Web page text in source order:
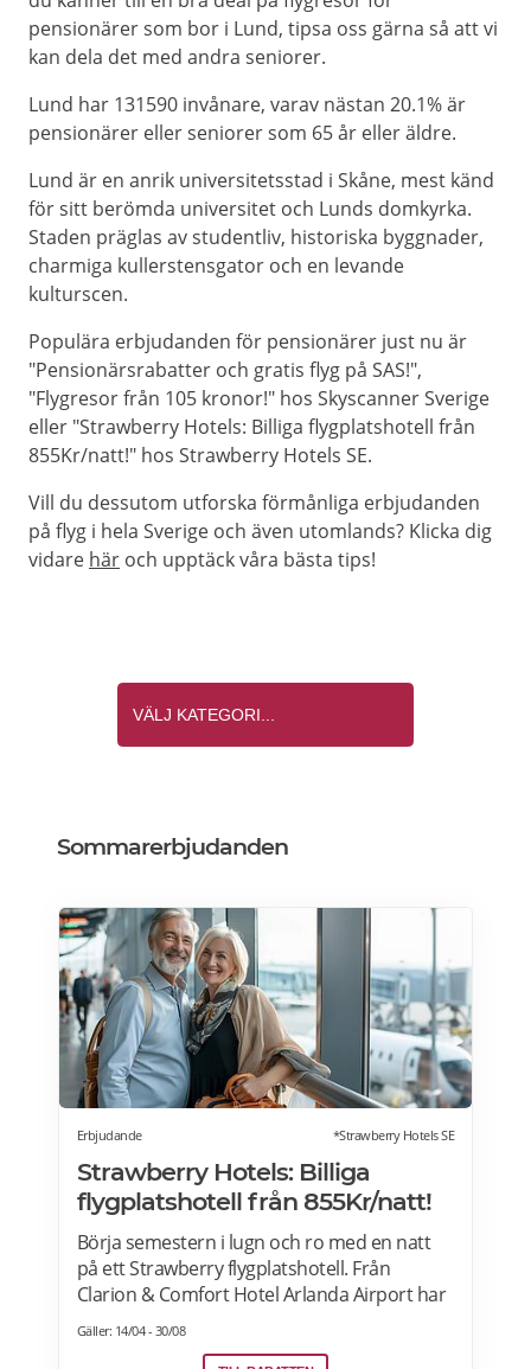
pensionärer som bor i Lund, tipsa oss gärna så att vi
kan dela det med andra seniorer.
Lund har 131590 invånare, varav nästan 20.1% är
pensionärer eller seniorer som 65 år eller äldre.
Lund är en anrik universitetsstad i Skåne, mest känd
för sitt berömda universitet och Lunds domkyrka.
Staden präglas av studentliv, historiska byggnader,
charmiga kullerstensgator och en levande
kulturscen.
Populära erbjudanden för pensionärer just nu är
"Pensionärsrabatter och gratis flyg på SAS!",
"Flygresor från 105 kronor!" hos Skyscanner Sverige
eller "Strawberry Hotels: Billiga flygplatshotell från
855Kr/natt!" hos Strawberry Hotels SE.
Vill du dessutom utforska förmånliga erbjudanden
på flyg i hela Sverige och även utomlands? Klicka dig
vidare här och upptäck våra bästa tips!
Sommarerbjudanden
Erbjudande *Strawberry Hotels SE
Strawberry Hotels: Billiga
flygplatshotell från 855Kr/natt!
Börja semestern i lugn och ro med en natt
på ett Strawberry flygplatshotell. Från
Clarion & Comfort Hotel Arlanda Airport har
du gångavstånd till terminalerna, och från
Gäller: 14/04 - 30/08